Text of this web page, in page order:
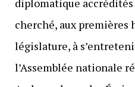
cherché, aux premières
législature, à
l’Assemblée nationale